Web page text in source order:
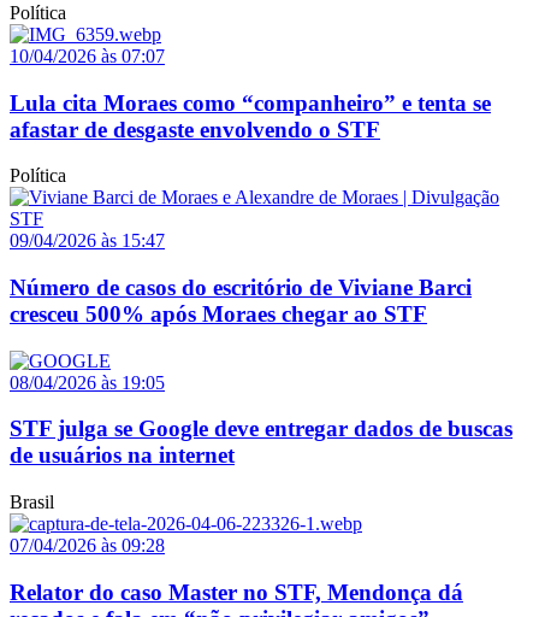
Política
10/04/2026 às 07:07
Lula cita Moraes como “companheiro” e tenta se
afastar de desgaste envolvendo o STF
Política
09/04/2026 às 15:47
Número de casos do escritório de Viviane Barci
cresceu 500% após Moraes chegar ao STF
08/04/2026 às 19:05
STF julga se Google deve entregar dados de buscas
de usuários na internet
Brasil
07/04/2026 às 09:28
Relator do caso Master no STF, Mendonça dá